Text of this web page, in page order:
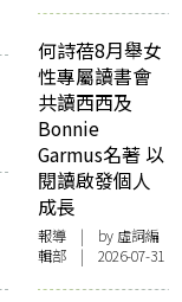
何詩蓓8月舉女
性專屬讀書會
共讀西西及
Bonnie
Garmus名著 以
閱讀啟發個人
成長
報導 | by 虛詞編
輯部 | 2026-07-31